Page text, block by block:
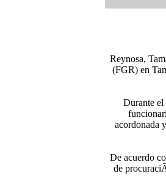
Reynosa,
(FGR) en
Durante el
acordonada
De acuerdo
de